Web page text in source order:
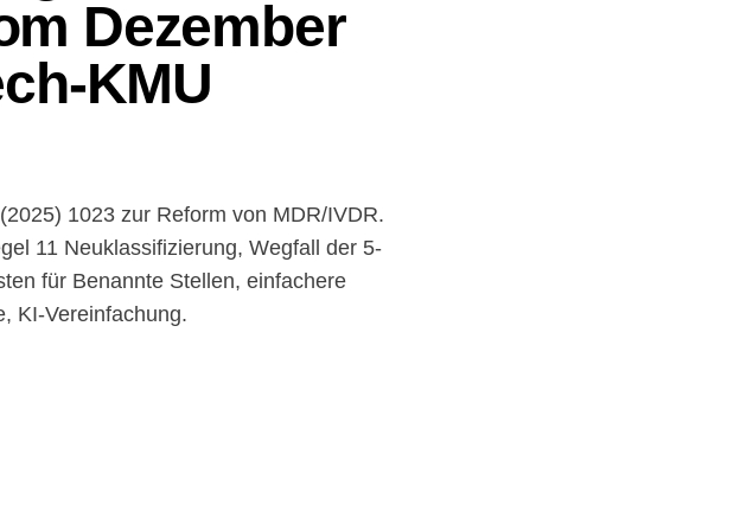
Dezember
KMU
1023 zur Reform von MDR/IVDR.
11 Neuklassifizierung, Wegfall der 5-
für Benannte Stellen, einfachere
KI-Vereinfachung.